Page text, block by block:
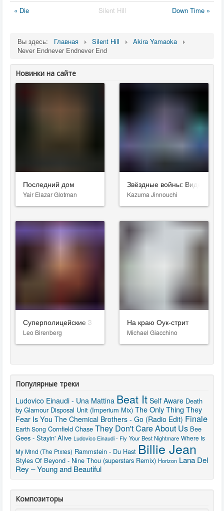
« Die Silent Hill Down Time »
Вы здесь: Главная Silent Hill
Akira Yamaoka
Never Endnever Endnever End
Новинки на сайте
Последний дом
Yair Elazar Glotman
Звёздные войны: Видения.
Kazuma Jinnouchi
Суперполицейские 3
Leo Birenberg
На краю Оук-стрит
Michael Giacchino
Популярные треки
Ludovico Einaudi - Una Mattina Beat It Self Aware Death
by Glamour Disposal Unit (Imperium Mix) The Only Thing They
Fear Is You The Chemical Brothers - Go (Radio Edit) Finale
Earth Song Cornfield Chase They Don't Care About Us Bee
Gees - Stayin' Alive Ludovico Einaudi - Fly Your Best Nightmare Where Is
My Mind (The Pixies) Rammstein - Du Hast Billie Jean
Styles Of Beyond - Nine Thou (superstars Remix) Horizon Lana Del
Rey – Young and Beautiful
Композиторы